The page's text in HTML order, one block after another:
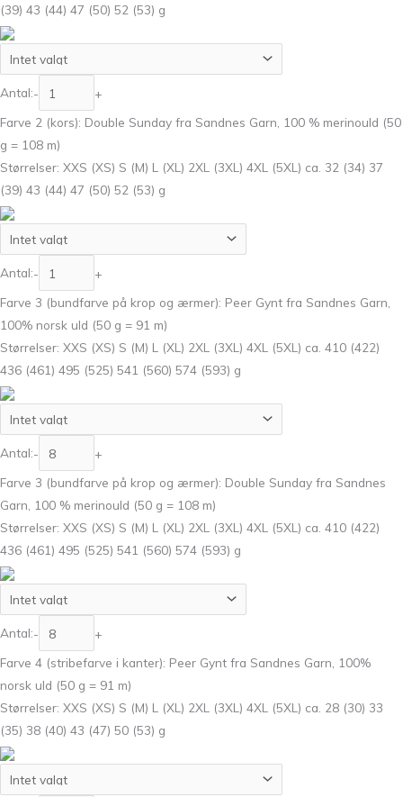
(39) 43 (44) 47 (50) 52 (53) g
Antal:-
+
Farve 2 (kors): Double Sunday fra Sandnes Garn, 100 % merinould (50
g = 108 m)
Størrelser: XXS (XS) S (M) L (XL) 2XL (3XL) 4XL (5XL) ca. 32 (34) 37
(39) 43 (44) 47 (50) 52 (53) g
Antal:-
+
Farve 3 (bundfarve på krop og ærmer): Peer Gynt fra Sandnes Garn,
100% norsk uld (50 g = 91 m)
Størrelser: XXS (XS) S (M) L (XL) 2XL (3XL) 4XL (5XL) ca. 410 (422)
436 (461) 495 (525) 541 (560) 574 (593) g
Antal:-
+
Farve 3 (bundfarve på krop og ærmer): Double Sunday fra Sandnes
Garn, 100 % merinould (50 g = 108 m)
Størrelser: XXS (XS) S (M) L (XL) 2XL (3XL) 4XL (5XL) ca. 410 (422)
436 (461) 495 (525) 541 (560) 574 (593) g
Antal:-
+
Farve 4 (stribefarve i kanter): Peer Gynt fra Sandnes Garn, 100%
norsk uld (50 g = 91 m)
Størrelser: XXS (XS) S (M) L (XL) 2XL (3XL) 4XL (5XL) ca. 28 (30) 33
(35) 38 (40) 43 (47) 50 (53) g